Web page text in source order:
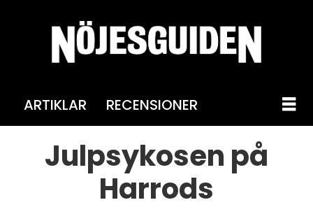
ARTIKLAR RECENSIONER
Julpsykosen på
Harrods